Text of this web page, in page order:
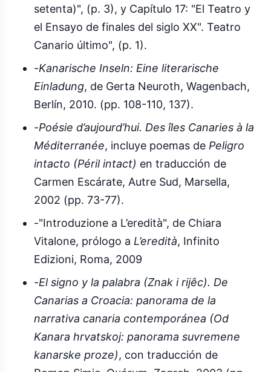
setenta)", (p. 3), y Capítulo 17: "El Teatro y
el Ensayo de finales del siglo XX". Teatro
Canario último", (p. 1).
-Kanarische Inseln: Eine literarische
Einladung, de Gerta Neuroth, Wagenbach,
Berlín, 2010. (pp. 108-110, 137).
-Poésie d’aujourd’hui. Des îles Canaries à la
Méditerranée, incluye poemas de Peligro
intacto (Péril intact) en traducción de
Carmen Escárate, Autre Sud, Marsella,
2002 (pp. 73-77).
-"Introduzione a L’eredità", de Chiara
Vitalone, prólogo a L’eredità, Infinito
Edizioni, Roma, 2009
-El signo y la palabra (Znak i rijêc). De
Canarias a Croacia: panorama de la
narrativa canaria contemporánea (Od
Kanara hrvatskoj: panorama suvremene
kanarske proze), con traducción de